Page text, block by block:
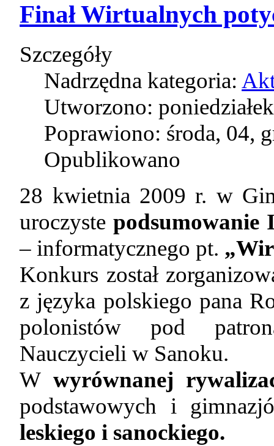
Finał Wirtualnych
Szczegóły
Nadrzędna kategoria:
Utworzono:
Poprawiono: środa, 04,
Opublikowano
28 kwietnia 2009 r. w
uroczyste
– informatycznego pt.
Konkurs został
z języka polskiego pana
polonistów pod
Nauczycieli w Sanoku.
W wyrównanej
podstawowych i
leskiego i sanockiego.